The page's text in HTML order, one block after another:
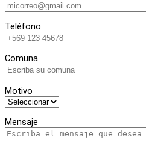
Teléfono
Comuna
Motivo
Mensaje